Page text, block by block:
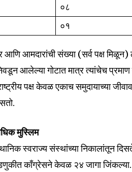
of
be part
०८
०१
आमदारांची संख्या (सर्व पक्ष
आलेल्या गोटात मात्र त्यांचेच प्रमाण
पक्ष केवळ एकाच समुदायाच्या
मुस्लिम
स्वराज्य संस्थांच्या निकालांतून
काँग्रेसने केवळ २४ जागा